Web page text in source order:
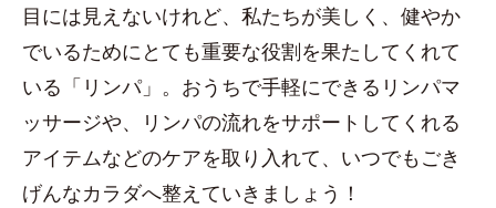
目には見えないけれど、私たちが美しく、健やか
でいるためにとても重要な役割を果たしてくれて
いる「リンパ」。おうちで手軽にできるリンパマ
ッサージや、リンパの流れをサポートしてくれる
アイテムなどのケアを取り入れて、いつでもごき
げんなカラダへ整えていきましょう！